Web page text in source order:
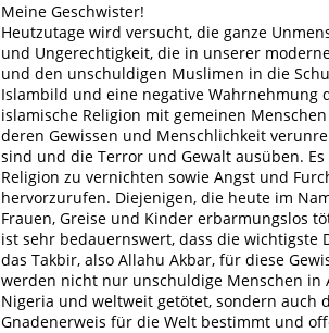
Meine Geschwister!
Heutzutage wird versucht, die ganze
und Ungerechtigkeit, die in unserer
und den unschuldigen Muslimen in die
Islambild und eine negative Wahrnehmung
islamische Religion mit gemeinen
deren Gewissen und Menschlichkeit
sind und die Terror und Gewalt ausüben.
Religion zu vernichten sowie Angst und
hervorzurufen. Diejenigen, die heute im
Frauen, Greise und Kinder erbarmungslos
ist sehr bedauernswert, dass die wichtigste
das Takbir, also Allahu Akbar, für diese
werden nicht nur unschuldige Menschen in
Nigeria und weltweit getötet, sondern auch
Gnadenerweis für die Welt bestimmt und